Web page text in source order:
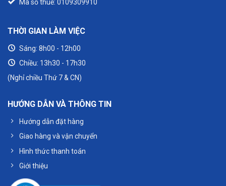
Mã số thuế: 0109309910
THỜI GIAN LÀM VIỆC
Sáng: 8h00 - 12h00
Chiều: 13h30 - 17h30
(Nghỉ chiều Thứ 7 & CN)
HƯỚNG DẪN VÀ THÔNG TIN
Hướng dẫn đặt hàng
Giao hàng và vận chuyển
Hình thức thanh toán
Giới thiệu